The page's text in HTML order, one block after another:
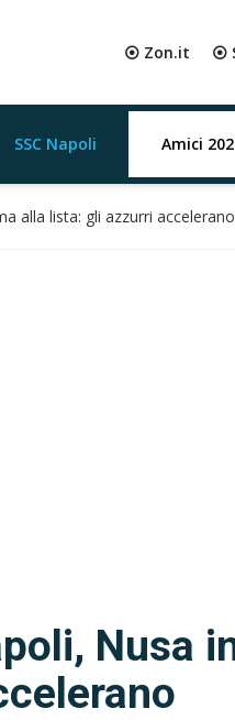
⦿ Zon.it ⦿
SSC Napoli Amici
alla lista: gli azzurri accelerano
Nusa